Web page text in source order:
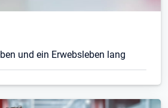
und ein Erwebsleben lang